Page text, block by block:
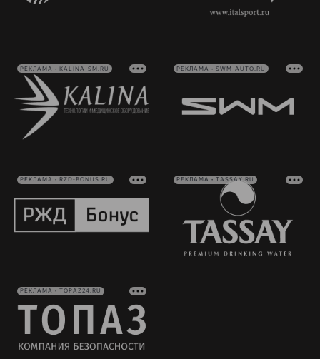
РЕКЛАМА • KALINA-SM.RU РЕКЛАМА • SWM-AUTO.RU
РЕКЛАМА • RZD-BONUS.RU РЕКЛАМА • TASSAY.RU
РЕКЛАМА • TOPAZ24.RU